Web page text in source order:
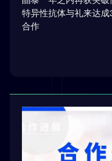
特异性抗体与礼来达
合作